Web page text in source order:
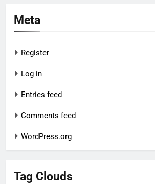
Meta
Register
Log in
Entries feed
Comments feed
WordPress.org
Tag Clouds